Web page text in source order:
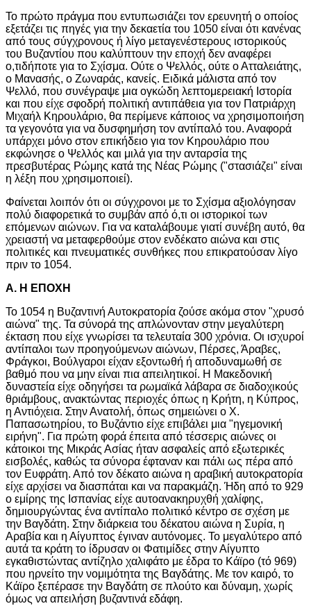
Το πρώτο πράγμα που εντυπωσιάζει τον ερευνητή ο οποίος
εξετάζει τις πηγές για την δεκαετία του 1050 είναι ότι κανένας
από τους σύγχρονους ή λίγο μεταγενέστερους ιστορικούς
του Βυζαντίου που καλύπτουν την εποχή δεν αναφέρει
ο,τιδήποτε για το Σχίσμα. Ούτε ο Ψελλός, ούτε ο Ατταλειάτης,
ο Μανασής, ο Ζωναράς, κανείς. Ειδικά μάλιστα από τον
Ψελλό, που συνέγραψε μια ογκώδη λεπτομερειακή Ιστορία
και που είχε σφοδρή πολιτική αντιπάθεια για τον Πατριάρχη
Μιχαήλ Κηρουλάριο, θα περίμενε κάποιος να χρησιμοποιήση
τα γεγονότα για να δυσφημήση τον αντίπαλό του. Αναφορά
υπάρχει μόνο στον επικήδειο για τον Κηρουλάριο που
εκφώνησε ο Ψελλός και μιλά για την ανταρσία της
πρεσβυτέρας Ρώμης κατά της Νέας Ρώμης ("στασιάζει" είναι
η λέξη που χρησιμοποιεί).
Φαίνεται λοιπόν ότι οι σύγχρονοι με το Σχίσμα αξιολόγησαν
πολύ διαφορετικά το συμβάν από ό,τι οι ιστορικοί των
επόμενων αιώνων. Για να καταλάβουμε γιατί συνέβη αυτό, θα
χρειαστή να μεταφερθούμε στον ενδέκατο αιώνα και στις
πολιτικές και πνευματικές συνθήκες που επικρατούσαν λίγο
πριν το 1054.
Α. Η ΕΠΟΧΗ
Το 1054 η Βυζαντινή Αυτοκρατορία ζούσε ακόμα στον "χρυσό
αιώνα" της. Τα σύνορά της απλώνονταν στην μεγαλύτερη
έκταση που είχε γνωρίσει τα τελευταία 300 χρόνια. Οι ισχυροί
αντίπαλοι των προηγούμενων αιώνων, Πέρσες, Άραβες,
Φράγκοι, Βούλγαροι είχαν εξοντωθή ή αποδυναμωθή σε
βαθμό που να μην είναι πια απειλητικοί. Η Μακεδονική
δυναστεία είχε οδηγήσει τα ρωμαϊκά λάβαρα σε διαδοχικούς
θριάμβους, ανακτώντας περιοχές όπως η Κρήτη, η Κύπρος,
η Αντιόχεια. Στην Ανατολή, όπως σημειώνει ο Χ.
Παπασωτηρίου, το Βυζάντιο είχε επιβάλει μια "ηγεμονική
ειρήνη". Για πρώτη φορά έπειτα από τέσσερις αιώνες οι
κάτοικοι της Μικράς Ασίας ήταν ασφαλείς από εξωτερικές
εισβολές, καθώς τα σύνορα έφταναν και πάλι ως πέρα από
τον Ευφράτη. Από τον δέκατο αιώνα η αραβική αυτοκρατορία
είχε αρχίσει να διασπάται και να παρακμάζη. Ήδη από το 929
ο εμίρης της Ισπανίας είχε αυτοανακηρυχθή χαλίφης,
δημιουργώντας ένα αντίπαλο πολιτικό κέντρο σε σχέση με
την Βαγδάτη. Στην διάρκεια του δέκατου αιώνα η Συρία, η
Αραβία και η Αίγυπτος έγιναν αυτόνομες. Το μεγαλύτερο από
αυτά τα κράτη το ίδρυσαν οι Φατιμίδες στην Αίγυπτο
εγκαθιστώντας αντίζηλο χαλιφάτο με έδρα το Κάϊρο (τό 969)
που ηρνείτο την νομιμότητα της Βαγδάτης. Με τον καιρό, το
Κάϊρο ξεπέρασε την Βαγδάτη σε πλούτο και δύναμη, χωρίς
όμως να απειλήση βυζαντινά εδάφη.